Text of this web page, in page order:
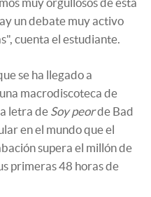
un debate muy activo
cuenta el estudiante.
se ha llegado a
macrodiscoteca de
letra de Soy peorde Bad
en el mundo que el
supera el millón de
primeras 48 horas de